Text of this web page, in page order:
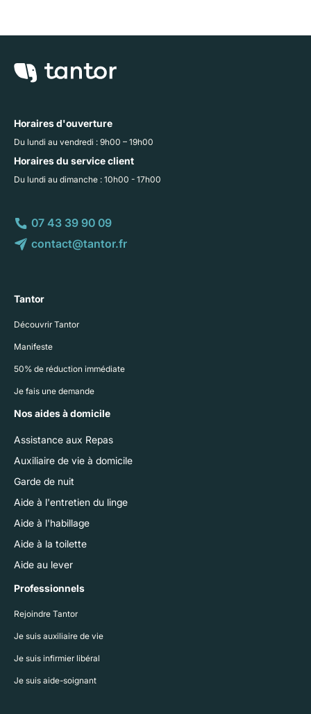
Horaires d'ouverture
Du lundi au vendredi : 9h00 – 19h00
Horaires du service client
Du lundi au dimanche : 10h00 - 17h00
07 43 39 90 09
contact@tantor.fr
Tantor
Découvrir Tantor
Manifeste
50% de réduction immédiate
Je fais une demande
Nos aides à domicile
Assistance aux Repas
Auxiliaire de vie à domicile
Garde de nuit
Aide à l'entretien du linge
Aide à l'habillage
Aide à la toilette
Aide au lever
Professionnels
Rejoindre Tantor
Je suis auxiliaire de vie
Je suis infirmier libéral
Je suis aide-soignant